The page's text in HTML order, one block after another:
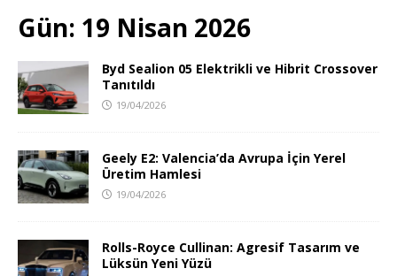
Gün: 19 Nisan 2026
Byd Sealion 05 Elektrikli ve Hibrit Crossover
Tanıtıldı
19/04/2026
Geely E2: Valencia’da Avrupa İçin Yerel
Üretim Hamlesi
19/04/2026
Rolls-Royce Cullinan: Agresif Tasarım ve
Lüksün Yeni Yüzü